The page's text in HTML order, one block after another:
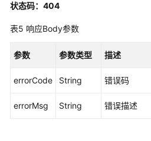
布
务
情
GetReleaseByName
状态码：404
表5 响应Body参数
参数 参数类型 描述
errorCode String 错误码
errorMsg String 错误描述